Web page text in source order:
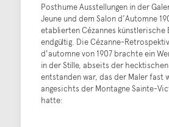
Posthume Ausstellungen in der
Jeune und dem Salon d’Automne
etablierten Cézannes künstlerische
endgültig. Die Cézanne-
d'automne von 1907 brachte ein
in der Stille, abseits der
entstanden war, das der Maler fast
angesichts der Montagne Sainte-
hatte: